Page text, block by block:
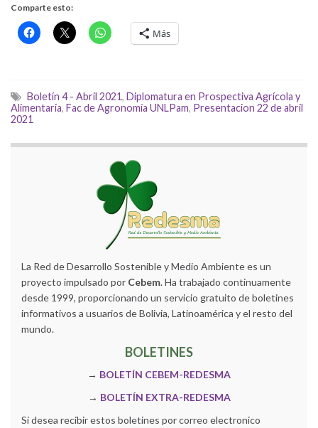
Comparte esto:
Más
Boletín 4 - Abril 2021, Diplomatura en Prospectiva Agrícola y
Alimentaria, Fac de Agronomía UNLPam, Presentacion 22 de abril
2021
La Red de Desarrollo Sostenible y Medio Ambiente es un
proyecto impulsado por Cebem. Ha trabajado continuamente
desde 1999, proporcionando un servicio gratuito de boletines
informativos a usuarios de Bolivia, Latinoamérica y el resto del
mundo.
BOLETINES
→ BOLETÍN CEBEM-REDESMA
→ BOLETÍN EXTRA-REDESMA
Si desea recibir estos boletines por correo electronico